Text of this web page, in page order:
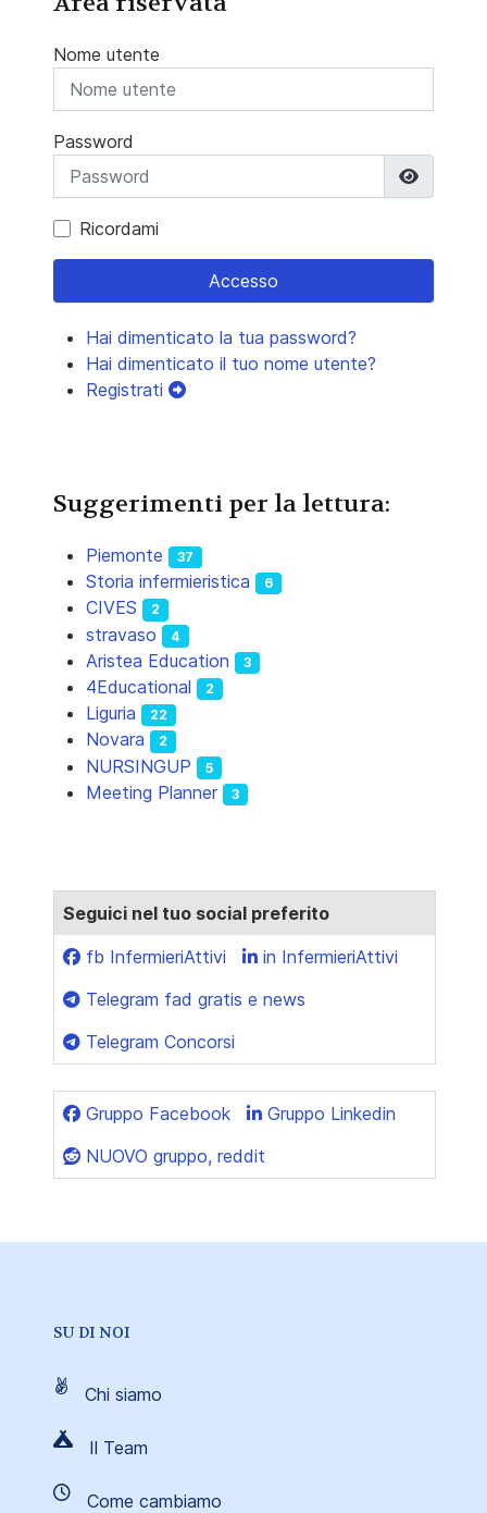
Nome utente
Password
Ricordami
Accesso
Hai dimenticato la tua password?
Hai dimenticato il tuo nome utente?
Registrati
Suggerimenti per la lettura:
Piemonte 37
Storia infermieristica 6
CIVES 2
stravaso 4
Aristea Education 3
4Educational 2
Liguria 22
Novara 2
NURSINGUP 5
Meeting Planner 3
Seguici nel tuo social preferito
fb InfermieriAttivi
in InfermieriAttivi
Telegram fad gratis e news
Telegram Concorsi
Gruppo Facebook
Gruppo Linkedin
NUOVO gruppo, reddit
SU DI NOI
Chi siamo
Il Team
Come cambiamo